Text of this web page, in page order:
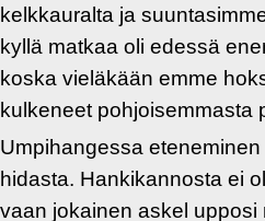
kelkkauralta ja
kyllä matkaa oli edessä
koska vieläkään emme
kulkeneet pohjoisemmasta
Umpihangessa
hidasta. Hankikannosta ei
vaan jokainen askel